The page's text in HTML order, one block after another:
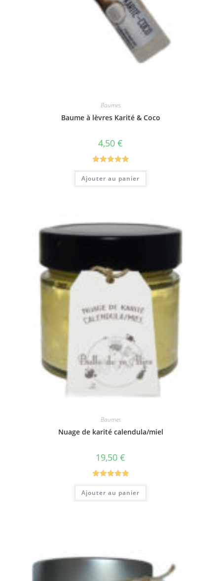
Baumes
Baume à lèvres Karité & Coco
4,50 €
Note5.00
sur 5
Ajouter au panier
Baumes
Nuage de karité calendula/miel
19,50 €
Note5.00
sur 5
Ajouter au panier